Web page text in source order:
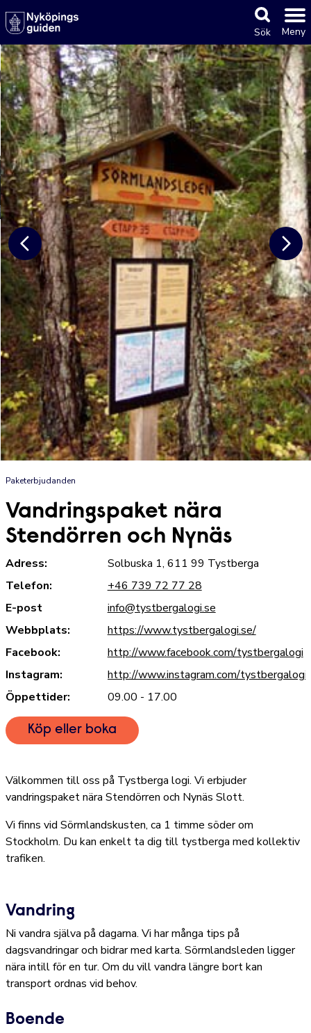
Sök Meny
Paketerbjudanden
Vandringspaket nära
Stendörren och Nynäs
Adress:
Solbuska 1, 611 99 Tystberga
Telefon:
+46 739 72 77 28
E-post
info@tystbergalogi.se
Webbplats:
https://www.tystbergalogi.se/
Facebook:
http://www.facebook.com/tystbergalogi
Instagram:
http://www.instagram.com/tystbergalogi
Öppettider:
09.00 - 17.00
Köp eller boka
Välkommen till oss på Tystberga logi. Vi erbjuder
vandringspaket nära Stendörren och Nynäs Slott.
Vi finns vid Sörmlandskusten, ca 1 timme söder om
Stockholm. Du kan enkelt ta dig till tystberga med kollektiv
trafiken.
Vandring
Ni vandra själva på dagarna. Vi har många tips på
dagsvandringar och bidrar med karta. Sörmlandsleden ligger
nära intill för en tur. Om du vill vandra längre bort kan
transport ordnas vid behov.
Boende